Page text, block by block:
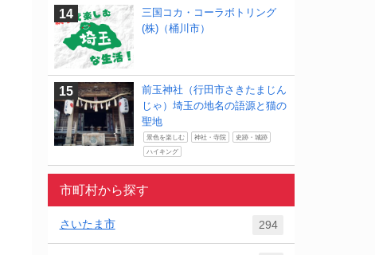
三国コカ・コーラボトリング
(株)（桶川市）
前玉神社（行田市さきたまじん
じゃ）埼玉の地名の語源と猫の
聖地
景色を楽しむ 神社・寺院 史跡・城跡
ハイキング
市町村から探す
さいたま市 294